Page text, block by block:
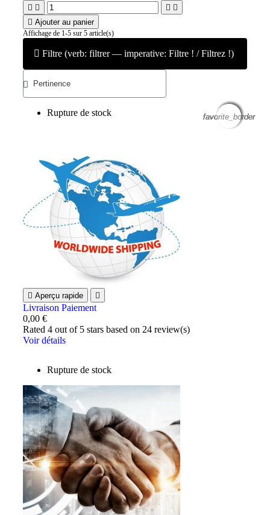
   
 Ajouter au panier
Filtre (verb: filtrer — imperative: Filtre ! / Filtrez !)
Affichage de 1-5 sur 5 article(s)
Rupture de stock favorite_border
 Aperçu rapide 
Livraison Paiement
0,00 €
Rated4 out of 5 stars based on 24 review(s)
Voir détails
Rupture de stock
favorite_border
favorite_border
favorite_border
favorite_border